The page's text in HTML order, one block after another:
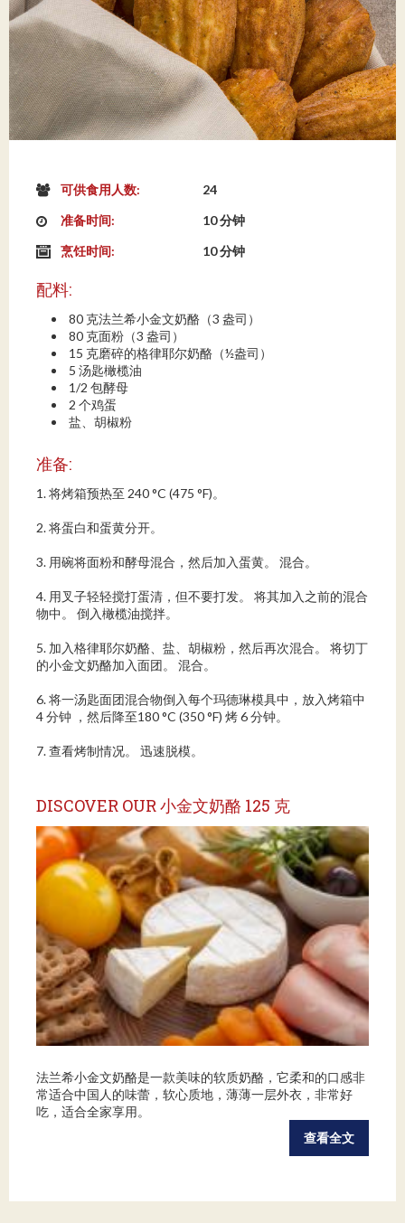
可供食用人数:
24
准备时间:
10 分钟
烹饪时间:
10 分钟
配料:
80 克法兰希小金文奶酪（3 盎司）
80 克面粉（3 盎司）
15 克磨碎的格律耶尔奶酪（½盎司）
5 汤匙橄榄油
1/2 包酵母
2 个鸡蛋
盐、胡椒粉
准备:
1. 将烤箱预热至 240 °C (475 °F)。
2. 将蛋白和蛋黄分开。
3. 用碗将面粉和酵母混合，然后加入蛋黄。 混合。
4. 用叉子轻轻搅打蛋清，但不要打发。 将其加入之前的混合
物中。 倒入橄榄油搅拌。
5. 加入格律耶尔奶酪、盐、胡椒粉，然后再次混合。 将切丁
的小金文奶酪加入面团。 混合。
6. 将一汤匙面团混合物倒入每个玛德琳模具中，放入烤箱中
4 分钟 ，然后降至180 °C (350 °F) 烤 6 分钟。
7. 查看烤制情况。 迅速脱模。
DISCOVER OUR 小金文奶酪 125 克
法兰希小金文奶酪是一款美味的软质奶酪，它柔和的口感非
常适合中国人的味蕾，软心质地，薄薄一层外衣，非常好
吃，适合全家享用。
查看全文